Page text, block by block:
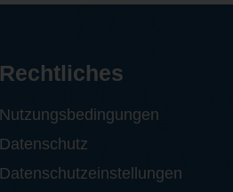
Rechtliches
Nutzungsbedingungen
Datenschutz
Datenschutzeinstellungen